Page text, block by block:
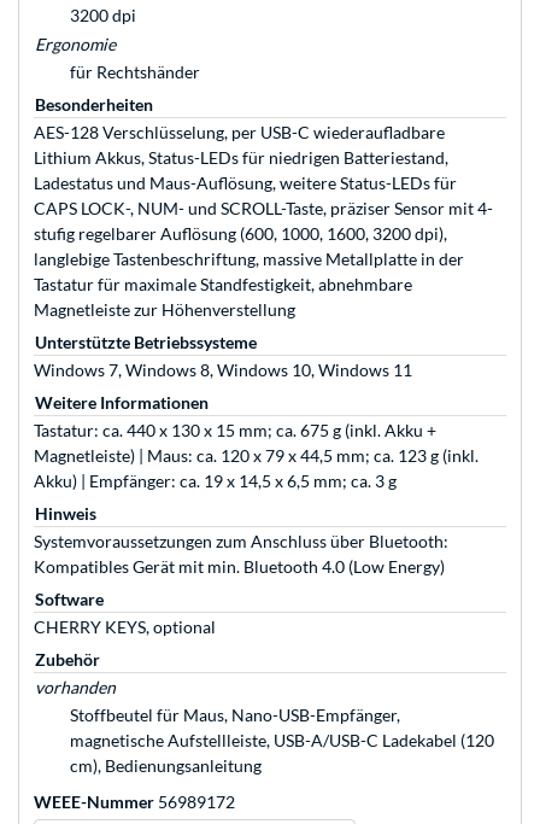
3200 dpi
Ergonomie
für Rechtshänder
Besonderheiten
AES-128 Verschlüsselung, per USB-C wiederaufladbare
Lithium Akkus, Status-LEDs für niedrigen Batteriestand,
Ladestatus und Maus-Auflösung, weitere Status-LEDs für
CAPS LOCK-, NUM- und SCROLL-Taste, präziser Sensor mit 4-
stufig regelbarer Auflösung (600, 1000, 1600, 3200 dpi),
langlebige Tastenbeschriftung, massive Metallplatte in der
Tastatur für maximale Standfestigkeit, abnehmbare
Magnetleiste zur Höhenverstellung
Unterstützte Betriebssysteme
Windows 7, Windows 8, Windows 10, Windows 11
Weitere Informationen
Tastatur: ca. 440 x 130 x 15 mm; ca. 675 g (inkl. Akku +
Magnetleiste) | Maus: ca. 120 x 79 x 44,5 mm; ca. 123 g (inkl.
Akku) | Empfänger: ca. 19 x 14,5 x 6,5 mm; ca. 3 g
Hinweis
Systemvoraussetzungen zum Anschluss über Bluetooth:
Kompatibles Gerät mit min. Bluetooth 4.0 (Low Energy)
Software
CHERRY KEYS, optional
Zubehör
vorhanden
Stoffbeutel für Maus, Nano-USB-Empfänger,
magnetische Aufstellleiste, USB-A/USB-C Ladekabel (120
cm), Bedienungsanleitung
WEEE-Nummer 56989172